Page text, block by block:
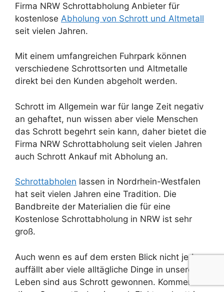
Firma NRW Schrottabholung Anbieter für
kostenlose Abholung von Schrott und Altmetall
seit vielen Jahren.
Mit einem umfangreichen Fuhrpark können
verschiedene Schrottsorten und Altmetalle
direkt bei den Kunden abgeholt werden.
Schrott im Allgemein war für lange Zeit negativ
an gehaftet, nun wissen aber viele Menschen
das Schrott begehrt sein kann, daher bietet die
Firma NRW Schrottabholung seit vielen Jahren
auch Schrott Ankauf mit Abholung an.
Schrottabholen lassen in Nordrhein-Westfalen
hat seit vielen Jahren eine Tradition. Die
Bandbreite der Materialien die für eine
Kostenlose Schrottabholung in NRW ist sehr
groß.
Auch wenn es auf dem ersten Blick nicht jeden
auffällt aber viele alltägliche Dinge in unserem
Leben sind aus Schrott gewonnen. Kommen